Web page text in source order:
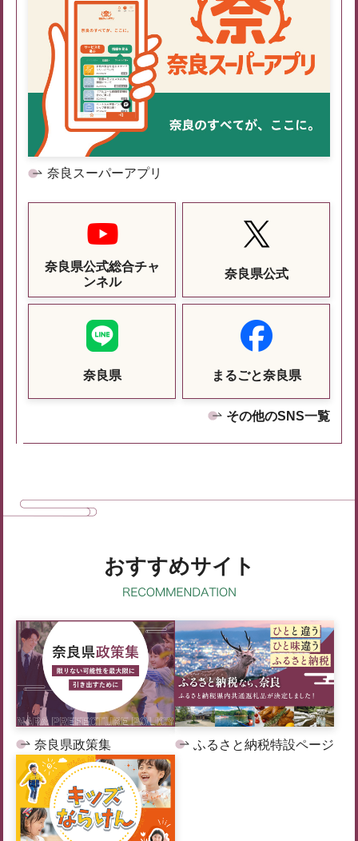
奈良スーパーアプリ
奈良県公式総合チャ
ンネル
奈良県公式
奈良県 まるごと奈良県
その他のSNS一覧
おすすめサイト
奈良県政策集 ふるさと納税特設ページ